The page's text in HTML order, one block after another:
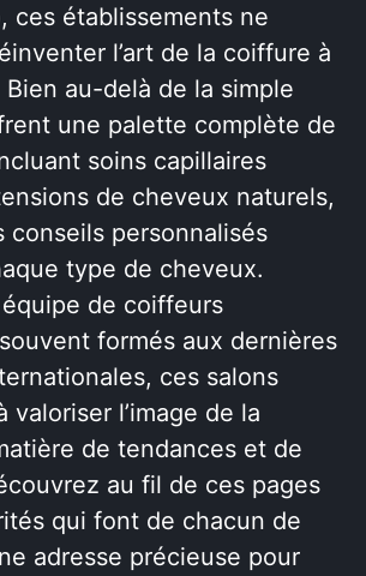
ces établissements ne
l’art de la coiffure à
Bien au-delà de la simple
une palette complète de
soins capillaires
de cheveux naturels,
conseils personnalisés
type de cheveux.
de coiffeurs
formés aux dernières
ces salons
valoriser l’image de la
de tendances et de
au fil de ces pages
qui font de chacun de
adresse précieuse pour